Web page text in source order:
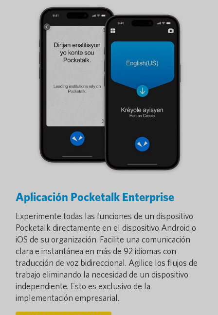
Aplicación Pocketalk Enterprise
Experimente todas las funciones de un dispositivo
Pocketalk directamente en el dispositivo Android o
iOS de su organización. Facilite una comunicación
clara e instantánea en más de 92 idiomas con
traducción de voz bidireccional. Agilice los flujos de
trabajo eliminando la necesidad de un dispositivo
independiente. Esto es exclusivo de la
implementación empresarial.